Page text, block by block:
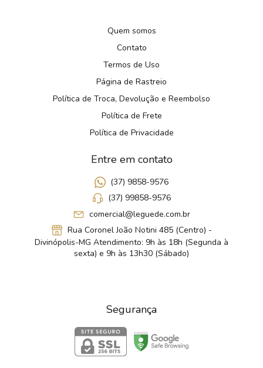
Quem somos
Contato
Termos de Uso
Página de Rastreio
Política de Troca, Devolução e Reembolso
Política de Frete
Política de Privacidade
Entre em contato
(37) 9858-9576
(37) 99858-9576
comercial@leguede.com.br
Rua Coronel João Notini 485 (Centro) -
Divinópolis-MG Atendimento: 9h às 18h (Segunda à
sexta) e 9h às 13h30 (Sábado)
Segurança